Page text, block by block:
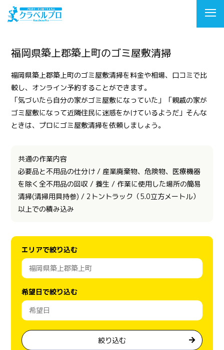
福岡県築上郡築上町のゴミ屋敷清掃
福岡県築上郡築上町のゴミ屋敷清掃を料金や相場、口コミで比
較し、オンライン予約することができます。
「気づいたら自分の家がゴミ屋敷になっていた」「親戚の家が
ゴミ屋敷になって近隣住民に迷惑をかけているようだ」そんな
ときは、プロにゴミ屋敷清掃を依頼しましょう。
共通の作業内容
必要品と不用品の仕分け / 産業廃棄物、危険物、医療機器
を除く全不用品の回収 / 養生 / 作業に使用した場所の簡易
清掃(清掃用具持参) / 2トントラック（5.0立方メートル）
以上での積み込み
エリアで絞り込む
希望日で絞り込む
絞り込む